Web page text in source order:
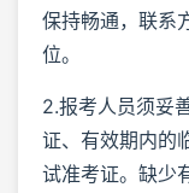
保持畅通，联系
位。
2.报考人员须妥
证、有效期内的
试准考证。缺少